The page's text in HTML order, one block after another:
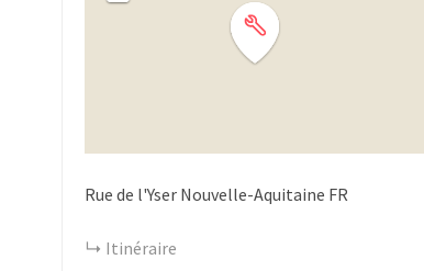
Rue de l'Yser Nouvelle-Aquitaine FR
Itinéraire